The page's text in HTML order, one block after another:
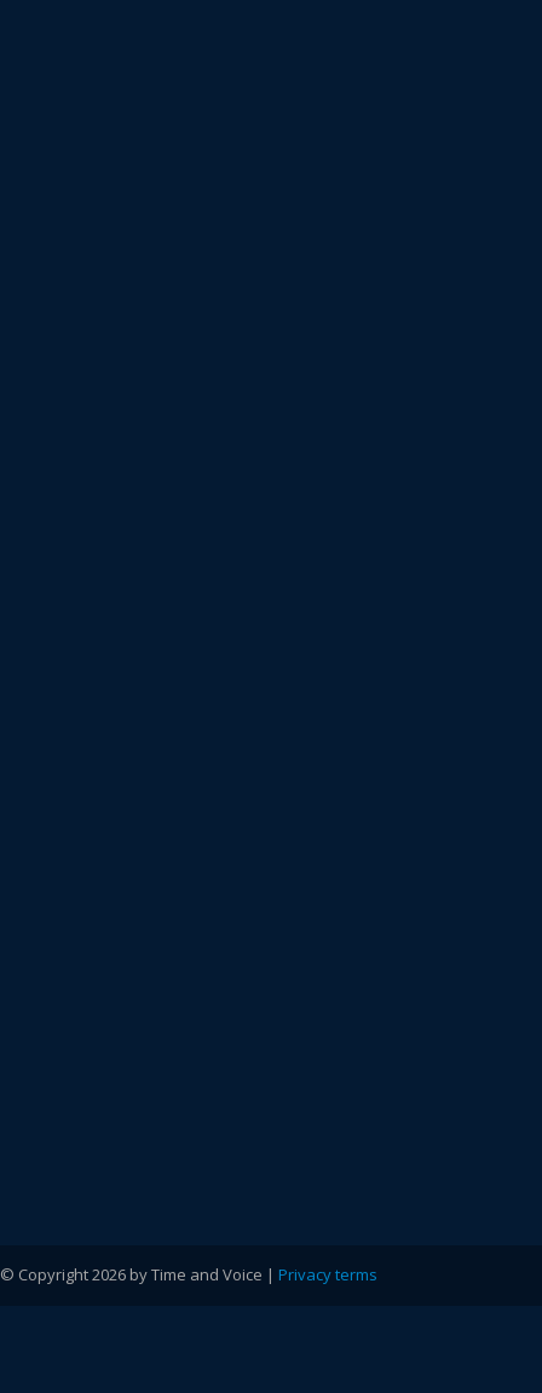
© Copyright 2026 by Time and Voice | Privacy terms